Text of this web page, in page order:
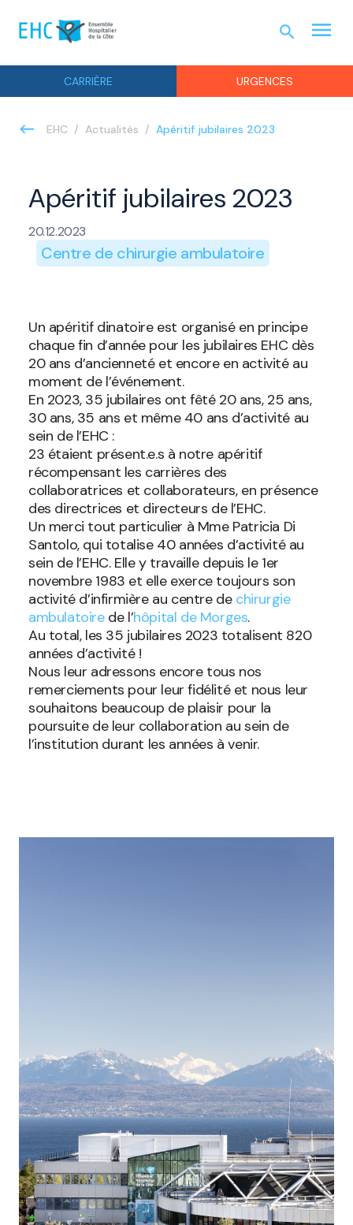
CARRIÈRE URGENCES
search menu
EHC Actualités Apéritif jubilaires 2023
Apéritif jubilaires 2023
20.12.2023
Centre de chirurgie ambulatoire
Un apéritif dinatoire est organisé en principe
chaque fin d’année pour les jubilaires EHC dès
20 ans d’ancienneté et encore en activité au
moment de l’événement.
En 2023, 35 jubilaires ont fêté 20 ans, 25 ans,
30 ans, 35 ans et même 40 ans d’activité au
sein de l’EHC :
23 étaient présent.e.s à notre apéritif
récompensant les carrières des
collaboratrices et collaborateurs, en présence
des directrices et directeurs de l’EHC.
Un merci tout particulier à Mme Patricia Di
Santolo, qui totalise 40 années d’activité au
sein de l’EHC. Elle y travaille depuis le 1er
novembre 1983 et elle exerce toujours son
activité d’infirmière au centre de chirurgie
ambulatoirede l’hôpital de Morges.
Au total, les 35 jubilaires 2023 totalisent 820
années d’activité !
Nous leur adressons encore tous nos
remerciements pour leur fidélité et nous leur
souhaitons beaucoup de plaisir pour la
poursuite de leur collaboration au sein de
l’institution durant les années à venir.